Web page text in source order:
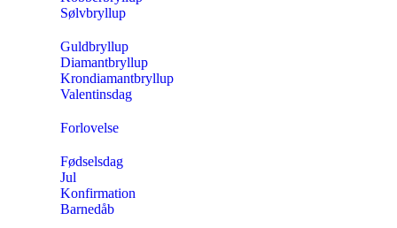
Sølvbryllup
Guldbryllup
Diamantbryllup
Krondiamantbryllup
Valentinsdag
Forlovelse
Fødselsdag
Jul
Konfirmation
Barnedåb